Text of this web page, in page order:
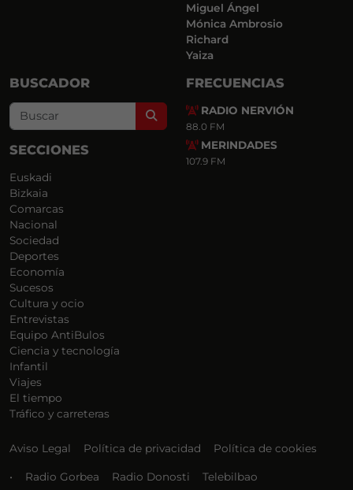
Miguel Ángel
Mónica Ambrosio
Richard
Yaiza
BUSCADOR
Search
SECCIONES
Euskadi
Bizkaia
Comarcas
Nacional
Sociedad
Deportes
Economía
Sucesos
Cultura y ocio
Entrevistas
Equipo AntiBulos
Ciencia y tecnología
Infantil
Viajes
El tiempo
Tráfico y carreteras
FRECUENCIAS
RADIO NERVIÓN
88.0 FM
MERINDADES
107.9 FM
Aviso Legal Política de privacidad Política de cookies
• Radio Gorbea Radio Donosti Telebilbao